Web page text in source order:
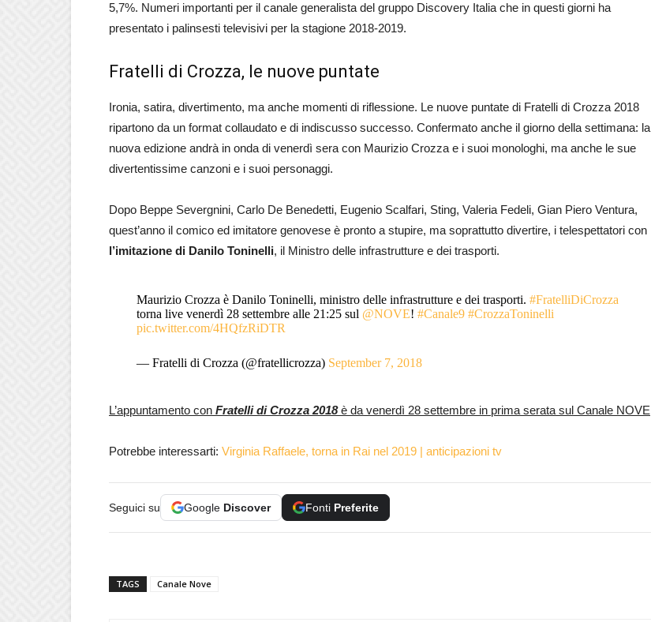
5,7%. Numeri importanti per il canale generalista del gruppo Discovery Italia che in questi giorni ha
presentato i palinsesti televisivi per la stagione 2018-2019.
Fratelli di Crozza, le nuove puntate
Ironia, satira, divertimento, ma anche momenti di riflessione. Le nuove puntate di Fratelli di Crozza 2018
ripartono da un format collaudato e di indiscusso successo. Confermato anche il giorno della settimana: la
nuova edizione andrà in onda di venerdì sera con Maurizio Crozza e i suoi monologhi, ma anche le sue
divertentissime canzoni e i suoi personaggi.
Dopo Beppe Severgnini, Carlo De Benedetti, Eugenio Scalfari, Sting, Valeria Fedeli, Gian Piero Ventura,
quest’anno il comico ed imitatore genovese è pronto a stupire, ma soprattutto divertire, i telespettatori con
l’imitazione di Danilo Toninelli, il Ministro delle infrastrutture e dei trasporti.
Maurizio Crozza è Danilo Toninelli, ministro delle infrastrutture e dei trasporti. #FratelliDiCrozza
torna live venerdì 28 settembre alle 21:25 sul @NOVE! #Canale9 #CrozzaToninelli
pic.twitter.com/4HQfzRiDTR
— Fratelli di Crozza (@fratellicrozza) September 7, 2018
L’appuntamento con Fratelli di Crozza 2018è da venerdì 28 settembre in prima serata sul Canale NOVE
Potrebbe interessarti: Virginia Raffaele, torna in Rai nel 2019 | anticipazioni tv
Seguici su Google Discover Fonti Preferite
TAGS Canale Nove